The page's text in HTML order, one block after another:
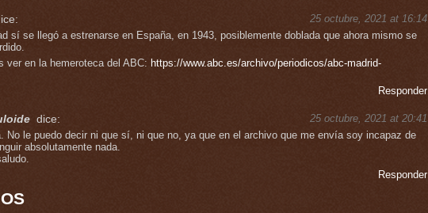
25 octubre, 2021 at 16:14
sí se llegó a estrenarse en España, en 1943, posiblemente doblada que ahora mismo se
ver en la hemeroteca del ABC: https://www.abc.es/archivo/periodicos/abc-madrid-
Responder
25 octubre, 2021 at 20:41
dice:
No le puedo decir ni que sí, ni que no, ya que en el archivo que me envía soy incapaz de
absolutamente nada.
Responder